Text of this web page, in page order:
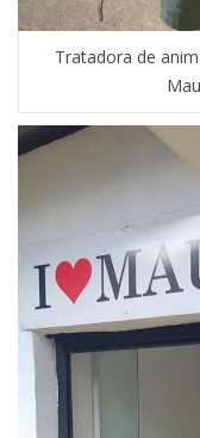
Tratadora de